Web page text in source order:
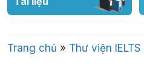
Trang chủ » Thư viện IELTS